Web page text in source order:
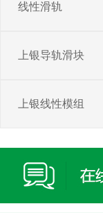
线性滑轨
上银导轨滑块
上银线性模组